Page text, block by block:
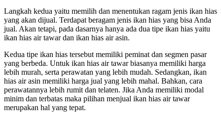
Langkah kedua yaitu memilih dan menentukan ragam jenis ikan hias
yang akan dijual. Terdapat beragam jenis ikan hias yang bisa Anda
jual. Akan tetapi, pada dasarnya hanya ada dua tipe ikan hias yaitu
ikan hias air tawar dan ikan hias air asin.
Kedua tipe ikan hias tersebut memiliki peminat dan segmen pasar
yang berbeda. Untuk ikan hias air tawar biasanya memiliki harga
lebih murah, serta perawatan yang lebih mudah. Sedangkan, ikan
hias air asin memiliki harga jual yang lebih mahal. Bahkan, cara
perawatannya lebih rumit dan telaten. Jika Anda memiliki modal
minim dan terbatas maka pilihan menjual ikan hias air tawar
merupakan hal yang tepat.